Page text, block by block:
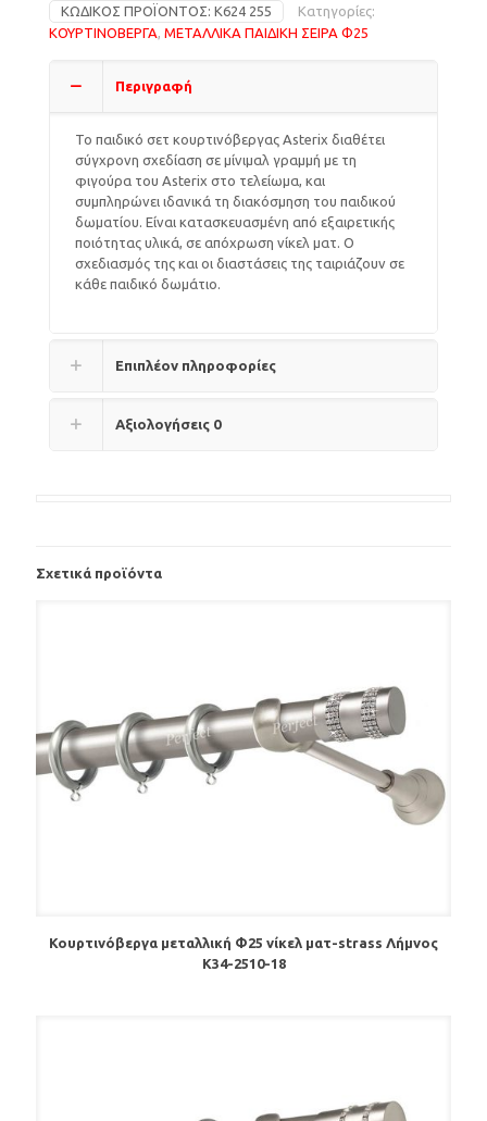
ΚΩΔΙΚΌΣ ΠΡΟΪΌΝΤΟΣ: K624 255
Κατηγορίες:
ΚΟΥΡΤΙΝΟΒΕΡΓΑ, ΜΕΤΑΛΛΙΚΑ ΠΑΙΔΙΚΗ ΣΕΙΡΑ Φ25
Περιγραφή
Το παιδικό σετ κουρτινόβεργας Asterix διαθέτει
σύγχρονη σχεδίαση σε μίνιμαλ γραμμή με τη
φιγούρα του Asterix στο τελείωμα, και
συμπληρώνει ιδανικά τη διακόσμηση του παιδικού
δωματίου. Είναι κατασκευασμένη από εξαιρετικής
ποιότητας υλικά, σε απόχρωση νίκελ ματ. Ο
σχεδιασμός της και οι διαστάσεις της ταιριάζουν σε
κάθε παιδικό δωμάτιο.
Επιπλέον πληροφορίες
Αξιολογήσεις 0
Σχετικά προϊόντα
Κουρτινόβεργα μεταλλική Φ25 νίκελ ματ-strass Λήμνος
Κ34-2510-18